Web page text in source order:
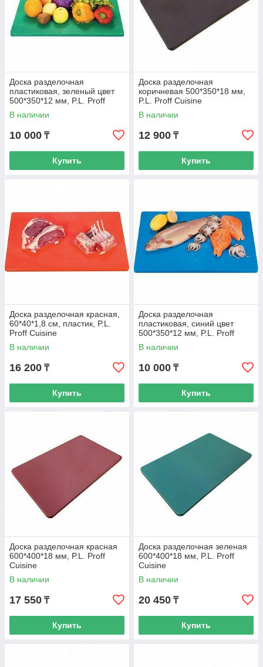
Доска разделочная
пластиковая, зеленый цвет
500*350*12 мм, P.L. Proff
Cuisine
В наличии
10 000 ₸
Купить
Доска разделочная
коричневая 500*350*18 мм,
P.L. Proff Cuisine
В наличии
12 900 ₸
Купить
Доска разделочная красная,
60*40*1,8 см, пластик, P.L.
Proff Cuisine
В наличии
16 200 ₸
Купить
Доска разделочная
пластиковая, синий цвет
500*350*12 мм, P.L. Proff
Cuisine
В наличии
10 000 ₸
Купить
Доска разделочная красная
600*400*18 мм, P.L. Proff
Cuisine
В наличии
17 550 ₸
Купить
Доска разделочная зеленая
600*400*18 мм, P.L. Proff
Cuisine
В наличии
20 450 ₸
Купить